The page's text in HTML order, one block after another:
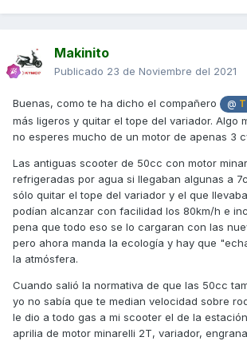
Makinito
Publicado 23 de Noviembre del 2021
Buenas, como te ha dicho el compañero @
más ligeros y quitar el tope del variador. Algo
no esperes mucho de un motor de apenas 3
Las antiguas scooter de 50cc con motor
refrigeradas por agua si llegaban algunas a
sólo quitar el tope del variador y el que
podían alcanzar con facilidad los 80km/h e
pena que todo eso se lo cargaran con las
pero ahora manda la ecología y hay que
la atmósfera.
Cuando salió la normativa de que las 50cc
yo no sabía que te median velocidad sobre
le dio a todo gas a mi scooter el de la
aprilia de motor minarelli 2T, variador,